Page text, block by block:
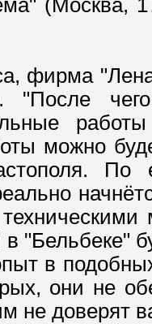
(Москва,
фирма
"После
можно
По
в "Бельбеке"
в
они не
не доверят